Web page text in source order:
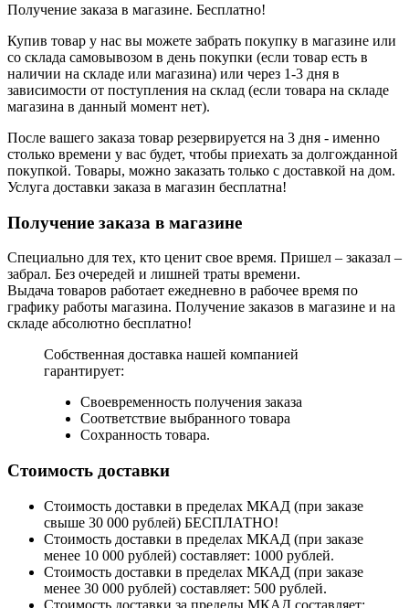
Получение заказа в магазине. Бесплатно!
Купив товар у нас вы можете забрать покупку в магазине или
со склада самовывозом в день покупки (если товар есть в
наличии на складе или магазина) или через 1-3 дня в
зависимости от поступления на склад (если товара на складе
магазина в данный момент нет).
После вашего заказа товар резервируется на 3 дня - именно
столько времени у вас будет, чтобы приехать за долгожданной
покупкой. Товары, можно заказать только с доставкой на дом.
Услуга доставки заказа в магазин бесплатна!
Получение заказа в магазине
Специально для тех, кто ценит свое время. Пришел – заказал –
забрал. Без очередей и лишней траты времени.
Выдача товаров работает ежедневно в рабочее время по
графику работы магазина. Получение заказов в магазине и на
складе абсолютно бесплатно!
Собственная доставка нашей компанией
гарантирует:
Своевременность получения заказа
Соответствие выбранного товара
Сохранность товара.
Стоимость доставки
Стоимость доставки в пределах МКАД (при заказе
свыше 30 000 рублей) БЕСПЛАТНО!
Стоимость доставки в пределах МКАД (при заказе
менее 10 000 рублей) составляет: 1000 рублей.
Стоимость доставки в пределах МКАД (при заказе
менее 30 000 рублей) составляет: 500 рублей.
Стоимость доставки за пределы МКАД составляет: